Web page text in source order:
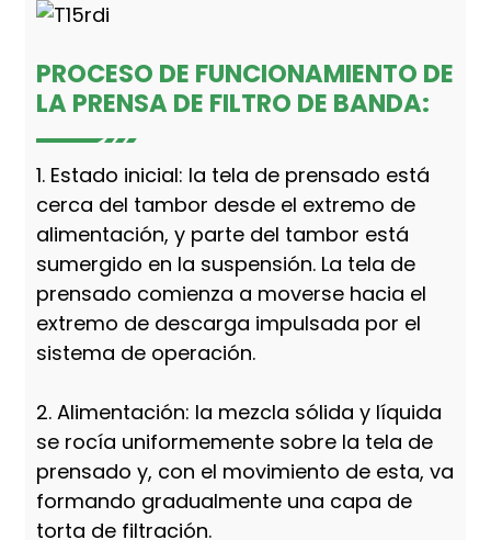
PROCESO DE FUNCIONAMIENTO DE
LA PRENSA DE FILTRO DE BANDA:
1. Estado inicial: la tela de prensado está
cerca del tambor desde el extremo de
alimentación, y parte del tambor está
sumergido en la suspensión. La tela de
prensado comienza a moverse hacia el
extremo de descarga impulsada por el
sistema de operación.
2. Alimentación: la mezcla sólida y líquida
se rocía uniformemente sobre la tela de
prensado y, con el movimiento de esta, va
formando gradualmente una capa de
torta de filtración.